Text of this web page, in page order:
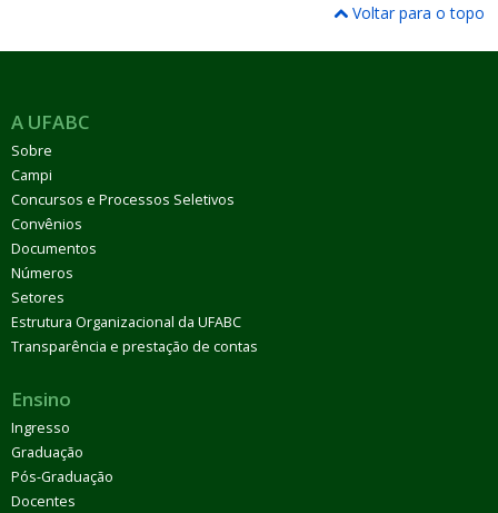
Voltar para o topo
A UFABC
Sobre
Campi
Concursos e Processos Seletivos
Convênios
Documentos
Números
Setores
Estrutura Organizacional da UFABC
Transparência e prestação de contas
Ensino
Ingresso
Graduação
Pós-Graduação
Docentes